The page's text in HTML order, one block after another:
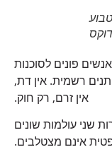
פונים לסוכנות
רשמית. אין דת,
אין זרם, רק חוק.
עולמות שונים
אינם מצטלבים.